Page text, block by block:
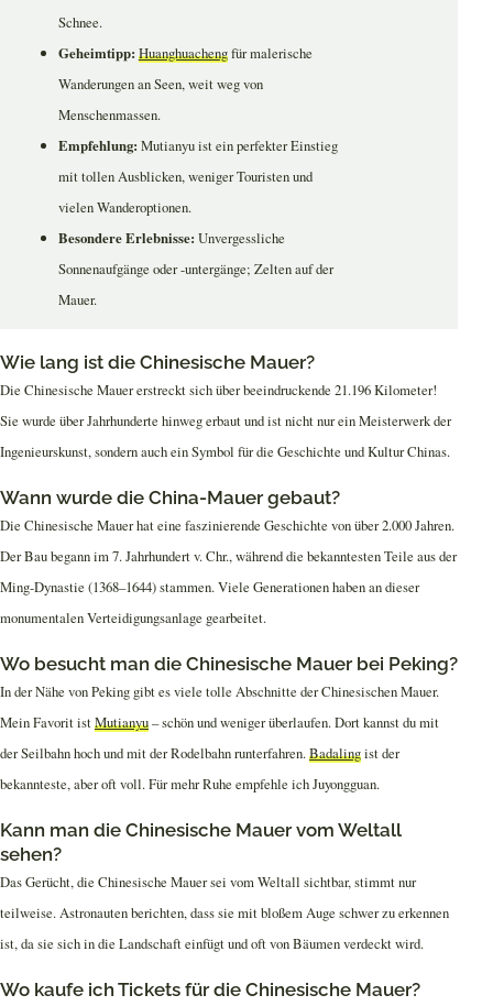
Schnee.
Geheimtipp: Huanghuachengfür malerische
Wanderungen an Seen, weit weg von
Menschenmassen.
Empfehlung: Mutianyu ist ein perfekter Einstieg
mit tollen Ausblicken, weniger Touristen und
vielen Wanderoptionen.
Besondere Erlebnisse: Unvergessliche
Sonnenaufgänge oder -untergänge; Zelten auf der
Mauer.
Wie lang ist die Chinesische Mauer?
Die Chinesische Mauer erstreckt sich über beeindruckende 21.196 Kilometer!
Sie wurde über Jahrhunderte hinweg erbaut und ist nicht nur ein Meisterwerk der
Ingenieurskunst, sondern auch ein Symbol für die Geschichte und Kultur Chinas.
Wann wurde die China-Mauer gebaut?
Die Chinesische Mauer hat eine faszinierende Geschichte von über 2.000 Jahren.
Der Bau begann im 7. Jahrhundert v. Chr., während die bekanntesten Teile aus der
Ming-Dynastie (1368–1644) stammen. Viele Generationen haben an dieser
monumentalen Verteidigungsanlage gearbeitet.
Wo besucht man die Chinesische Mauer bei Peking?
In der Nähe von Peking gibt es viele tolle Abschnitte der Chinesischen Mauer.
Mein Favorit istMutianyu– schön und weniger überlaufen. Dort kannst du mit
der Seilbahn hoch und mit der Rodelbahn runterfahren.Badalingist der
bekannteste, aber oft voll. Für mehr Ruhe empfehle ich Juyongguan.
Kann man die Chinesische Mauer vom Weltall
sehen?
Das Gerücht, die Chinesische Mauer sei vom Weltall sichtbar, stimmt nur
teilweise. Astronauten berichten, dass sie mit bloßem Auge schwer zu erkennen
ist, da sie sich in die Landschaft einfügt und oft von Bäumen verdeckt wird.
Wo kaufe ich Tickets für die Chinesische Mauer?